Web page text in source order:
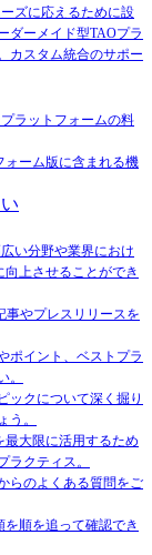
ズに応えるために設
ダーメイド型TAOプラ
カスタム統合のサポー
ラットフォームの料
ーム版に含まれる機
い分野や業界におけ
上させることができ
事やプレスリリースを
ポイント、ベストプラ
。
ックについて深く掘り
う。
大限に活用するため
ラクティス。
らのよくある質問をご
順を追って確認でき